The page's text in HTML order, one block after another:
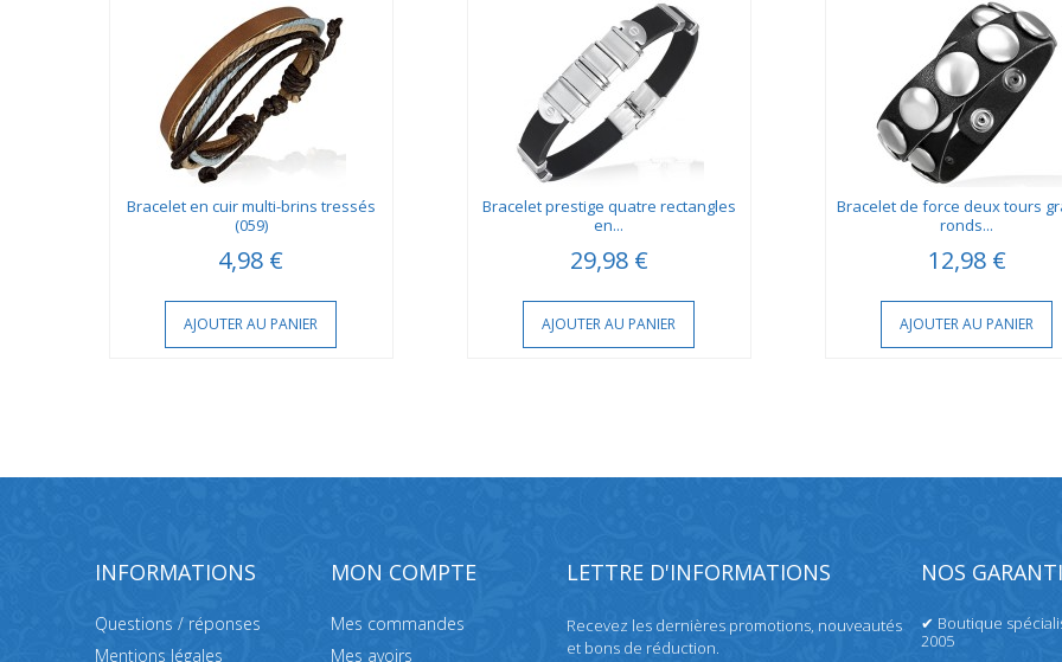
Bracelet en cuir multi-brins tressés
(059)
4,98 €
AJOUTER AU PANIER
Bracelet prestige quatre rectangles
en...
29,98 €
AJOUTER AU PANIER
Bracelet de force deux tours
ronds...
12,98 €
AJOUTER AU PANIER
INFORMATIONS
Questions / réponses
Mentions légales
MON COMPTE
Mes commandes
Mes avoirs
LETTRE D'INFORMATIONS
Recevez les dernières promotions, nouveautés
et bons de réduction.
NOS
✔ Boutique
2005